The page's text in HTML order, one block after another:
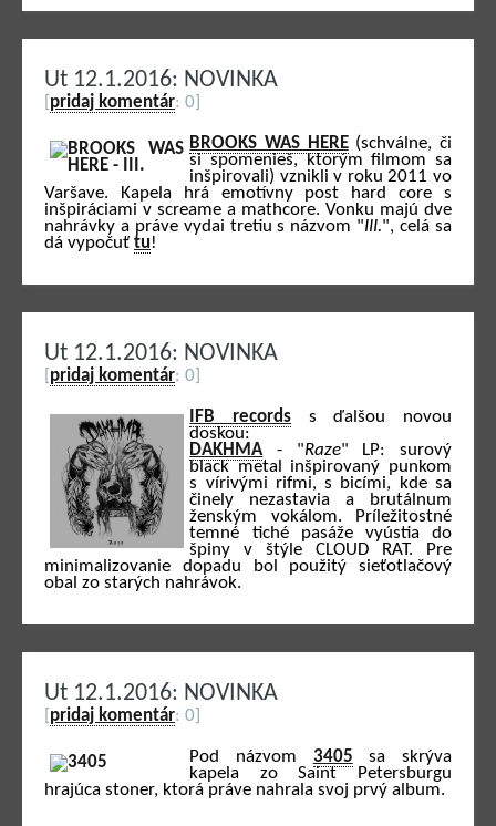
Ut 12.1.2016: NOVINKA
pridaj komentár: 0]
BROOKS WAS HERE(schválne, či
si spomenieš, ktorým filmom sa
inšpirovali) vznikli v roku 2011 vo
Varšave. Kapela hrá emotívny post hard core s
inšpiráciami v screame a mathcore. Vonku majú dve
nahrávky a práve vydai tretiu s názvom "III.", celá sa
dá vypočuť tu!
Ut 12.1.2016: NOVINKA
pridaj komentár: 0]
IFB records s ďalšou novou
doskou:
DAKHMA- "Raze" LP: surový
black metal inšpirovaný punkom
s vírivými rifmi, s bicími, kde sa
činely nezastavia a brutálnum
ženským vokálom. Príležitostné
temné tiché pasáže vyústia do
špiny v štýle CLOUD RAT. Pre
minimalizovanie dopadu bol použitý sieťotlačový
obal zo starých nahrávok.
Ut 12.1.2016: NOVINKA
pridaj komentár: 0]
Pod názvom 3405 sa skrýva
kapela zo Saint Petersburgu
hrajúca stoner, ktorá práve nahrala svoj prvý album.